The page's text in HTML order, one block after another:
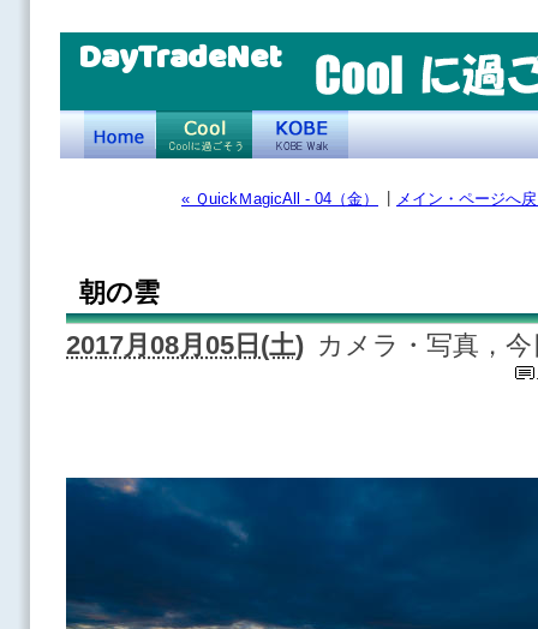
DayTradeNet
« ＱuickＭagicAll - 04（金） メイン・ページへ
朝の雲
2017月08月05日(土) カメラ・写真，